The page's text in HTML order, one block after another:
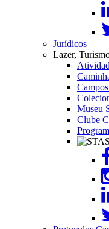
Jurídicos
Lazer,
Museu
Clube
Image